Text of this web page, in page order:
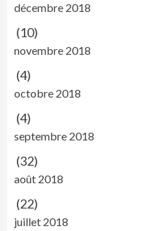
décembre 2018
(10)
novembre 2018
(4)
octobre 2018
(4)
septembre 2018
(32)
août 2018
(22)
juillet 2018